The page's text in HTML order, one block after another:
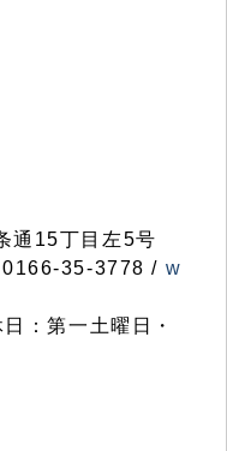
15丁目左5号
35-3778 / w
：第一土曜日・